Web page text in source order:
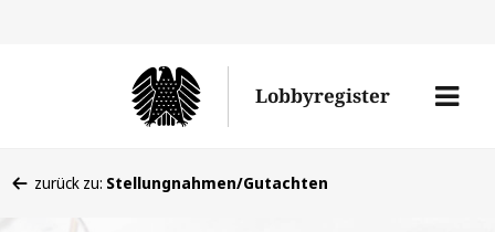
Lobbyregister
Menü
befinden
zurück zu: Stellungnahmen/Gutachten